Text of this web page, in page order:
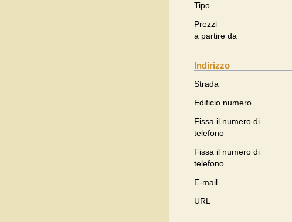
Tipo
Prezzi
a partire da
Indirizzo
Strada
Edificio numero
Fissa il numero di
telefono
Fissa il numero di
telefono
E-mail
URL